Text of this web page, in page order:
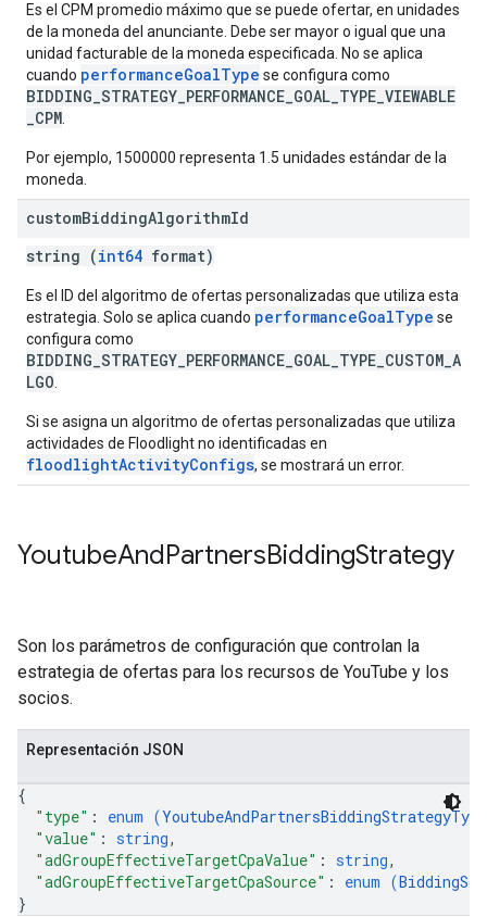
Es el CPM promedio máximo que se puede ofertar, en unidades
de la moneda del anunciante. Debe ser mayor o igual que una
unidad facturable de la moneda especificada. No se aplica
cuando performanceGoalType se configura como
BIDDING_STRATEGY_PERFORMANCE_GOAL_TYPE_VIEWABLE
_CPM
Por ejemplo, 1500000 representa 1.5 unidades estándar de la
moneda.
customBiddingAlgorithmId
string (int64 format)
Es el ID del algoritmo de ofertas personalizadas que utiliza esta
estrategia. Solo se aplica cuando performanceGoalType se
configura como
BIDDING_STRATEGY_PERFORMANCE_GOAL_TYPE_CUSTOM_A
LGO
Si se asigna un algoritmo de ofertas personalizadas que utiliza
actividades de Floodlight no identificadas en
floodlightActivityConfigs, se mostrará un error.
YoutubeAndPartnersBiddingStrategy
Son los parámetros de configuración que controlan la
estrategia de ofertas para los recursos de YouTube y los
socios.
Representación JSON
{
"type" : enum (YoutubeAndPartnersBiddingStrategyType
"value" : string,
"adGroupEffectiveTargetCpaValue" : string,
"adGroupEffectiveTargetCpaSource" : enum (
}